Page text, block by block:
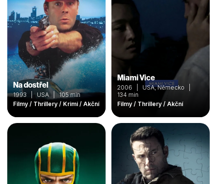
Na dostřel
1993 | USA | 105 min
Filmy / Thrillery / Krimi / Akční
Miami Vice
2006 | USA, Německo |
134 min
Filmy / Thrillery / Akční